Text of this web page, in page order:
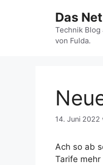
Das
Technik Blog
von Fulda.
14. Juni 2022
Ach so ab
Tarife